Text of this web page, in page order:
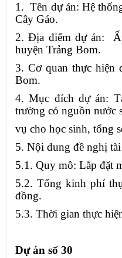
1. Tên dự án: Hệ
Cây Gáo.
2. Địa điểm dự án:
huyện Trảng Bom.
3. Cơ quan thực hiện
Bom.
4. Mục đích dự án:
trường có nguồn nước
vụ cho học sinh, tổng
5. Nội dung đề nghị
5.1. Quy mô: Lắp đặt
5.2. Tổng kinh phí
đồng.
5.3. Thời gian thực
Dự án số 30